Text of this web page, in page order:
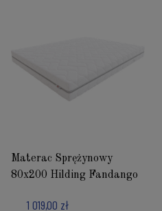
Materac Sprężynowy
80x200 Hilding Fandango
1 019,00 zł